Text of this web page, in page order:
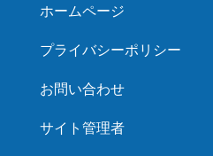
ホームページ
プライバシーポリシー
お問い合わせ
サイト管理者